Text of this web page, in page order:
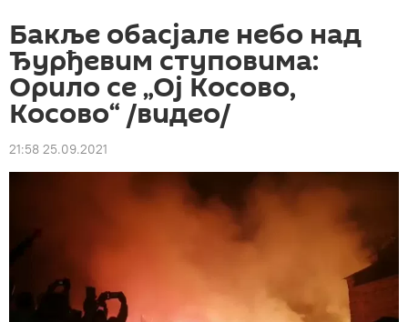
Бакље обасјале небо над
Ђурђевим ступовима:
Орило се „Ој Косово,
Косово“ /видео/
21:58 25.09.2021